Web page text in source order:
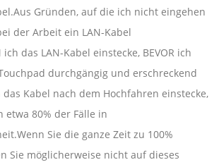
Gründen, auf die ich nicht eingehen
der Arbeit ein LAN-Kabel
das LAN-Kabel einstecke, BEVOR ich
durchgängig und erschreckend
das Kabel nach dem Hochfahren einstecke,
etwa 80% der Fälle in
Sie die ganze Zeit zu 100%
Sie möglicherweise nicht auf dieses